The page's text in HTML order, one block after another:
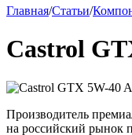
Главная/Статьи/
Castrol
Производитель
на российский рынок